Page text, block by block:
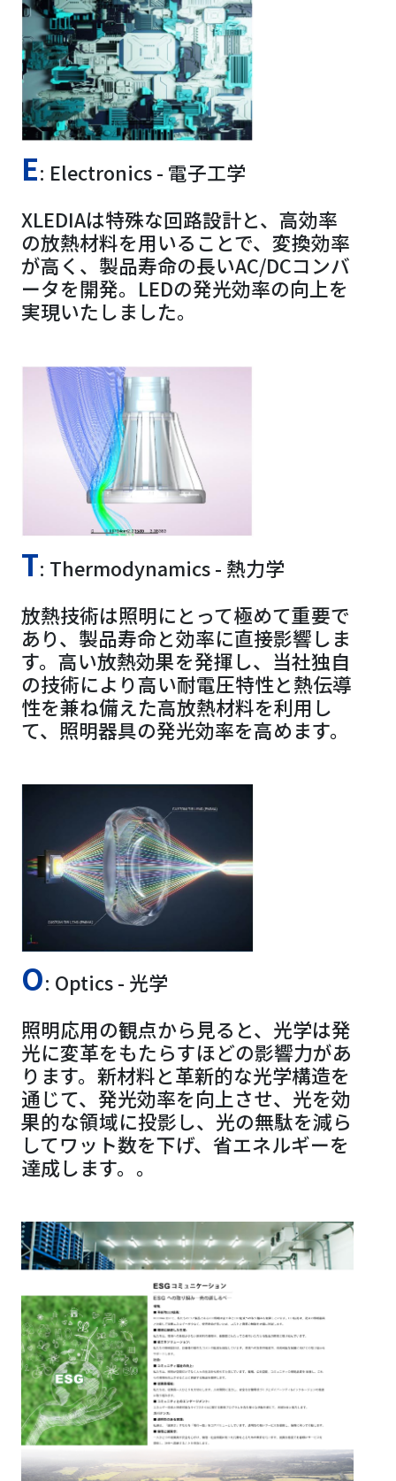
E: Electronics - 電子工学
XLEDIAは特殊な回路設計と、高効率
の放熱材料を用いることで、変換効率
が高く、製品寿命の長いAC/DCコンバ
ータを開発。LEDの発光効率の向上を
実現いたしました。
T: Thermodynamics - 熱力学
放熱技術は照明にとって極めて重要で
あり、製品寿命と効率に直接影響しま
す。高い放熱効果を発揮し、当社独自
の技術により高い耐電圧特性と熱伝導
性を兼ね備えた高放熱材料を利用し
て、照明器具の発光効率を高めます。
O: Optics - 光学
照明応用の観点から見ると、光学は発
光に変革をもたらすほどの影響力があ
ります。新材料と革新的な光学構造を
通じて、発光効率を向上させ、光を効
果的な領域に投影し、光の無駄を減ら
してワット数を下げ、省エネルギーを
達成します。。